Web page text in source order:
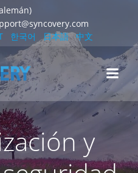
Saltar
contenido
한국어 日本語 中文
y